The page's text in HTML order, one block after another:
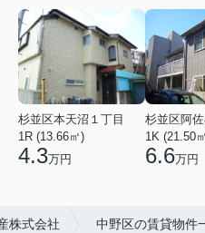
杉並区本天沼１丁目
1R (13.66㎡)
4.3万円
杉並区阿
1K (21.50
6.6万円
株式会社 中野区の賃貸物件